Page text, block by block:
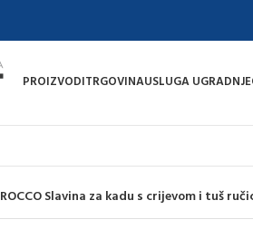
PROIZVODITRGOVINAUSLUGA UGRADNJE
ROCCO Slavina za kadu s crijevom i tuš